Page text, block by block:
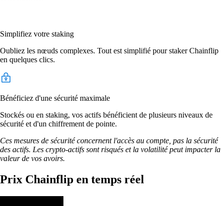
Simplifiez votre staking
Oubliez les nœuds complexes. Tout est simplifié pour staker Chainflip
en quelques clics.
Bénéficiez d'une sécurité maximale
Stockés ou en staking, vos actifs bénéficient de plusieurs niveaux de
sécurité et d'un chiffrement de pointe.
Ces mesures de sécurité concernent l'accès au compte, pas la sécurité
des actifs. Les crypto-actifs sont risqués et la volatilité peut impacter la
valeur de vos avoirs.
Prix Chainflip en temps réel